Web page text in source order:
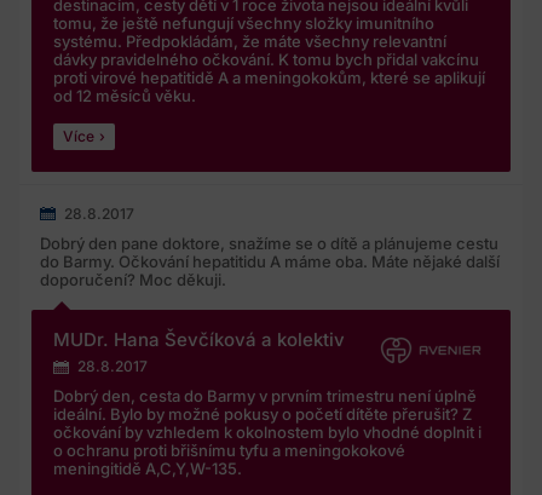
Současně potvrzuji, že jsem obeznámen se způsobem
nakládání s mými osobními údaji a jejich zpracováním vč.
zvláštní kategorie osobních údajů, zejména že:
mé osobní údaje jsou zpracovány pouze v rozsahu, ve
kterém byly mnou poskytnuty a pouze pro shora uvedené
účely;
z řad spolupracujících lékařůjednotlivých poraden,
jejichž seznam naleznete zde.
Společnost provádí s mými údaji následující úkony:
ukládá je do databáze uživatelů, upravuje je v případě,
že je doplním nebo se dožádám úpravy, vyhledává je v
rámci své databáze, třídíje dle jednotlivých kritérií pro
dotazy poradny a likviduje je po uplynutí shora uvedené
lhůty pro zpracování nebo po odvolání mého souhlasu.
Současně s podmínkami Poraden pseudonymizované
dotazy a odpovědilékařezveřejňuje na svých
destinacím, cesty dětí v 1 roce života nejsou ideální kvůli
tomu, že ještě nefungují všechny složky imunitního
systému. Předpokládám, že máte všechny relevantní
dávky pravidelného očkování. K tomu bych přidal vakcínu
proti virové hepatitidě A a meningokokům, které se aplikují
od 12 měsíců věku.
Více
28.8.2017
Dobrý den pane doktore, snažíme se o dítě a plánujeme cestu
do Barmy. Očkování hepatitidu A máme oba. Máte nějaké další
doporučení? Moc děkuji.
MUDr. Hana Ševčíková a kolektiv
28.8.2017
Dobrý den, cesta do Barmy v prvním trimestru není úplně
ideální. Bylo by možné pokusy o početí dítěte přerušit? Z
očkování by vzhledem k okolnostem bylo vhodné doplnit i
o ochranu proti břišnímu tyfu a meningokokové
meningitidě A,C,Y,W-135.